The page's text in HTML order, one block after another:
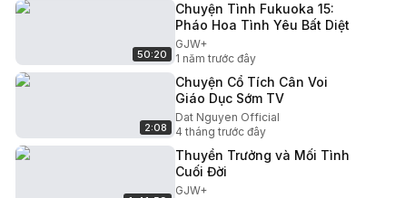
50:20
Chuyện Tình Fukuoka 15:
Pháo Hoa Tình Yêu Bất Diệt
GJW+
1 năm trước đây
2:08
Chuyện Cổ Tích Cân Voi
Giáo Dục Sớm TV
Dat Nguyen Official
4 tháng trước đây
Thuyền Trưởng và Mối Tình
Cuối Đời
GJW+